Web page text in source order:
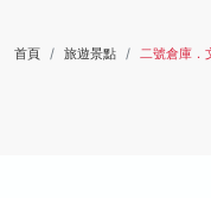
首頁 旅遊景點 二號倉庫．